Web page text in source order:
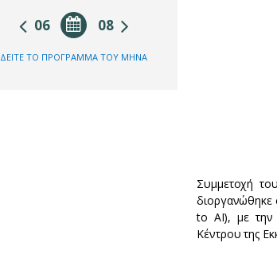
Συμμετοχή
διοργανώθηκε
to AI), με την
Κέντρου της
08
06
ΔΕΙΤΕ ΤΟ ΠΡΟΓΡΑΜΜΑ ΤΟΥ ΜΗΝΑ